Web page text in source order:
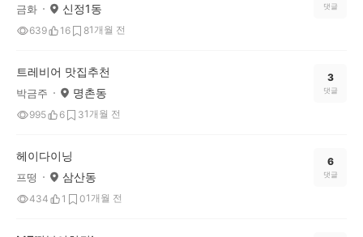
금화 신정1동
639 16 81개월 전
댓글
트레비어 맛집추천
박금주 명촌동
995 6 31개월 전
3
댓글
헤이다이닝
프떵 삼산동
434 1 01개월 전
6
댓글